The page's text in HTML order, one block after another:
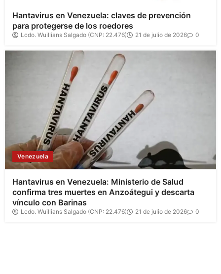
Hantavirus en Venezuela: claves de prevención
para protegerse de los roedores
Lcdo. Wuillians Salgado (CNP: 22.476) 21 de julio de 2026 0
Venezuela
Hantavirus en Venezuela: Ministerio de Salud
confirma tres muertes en Anzoátegui y descarta
vínculo con Barinas
Lcdo. Wuillians Salgado (CNP: 22.476) 21 de julio de 2026 0